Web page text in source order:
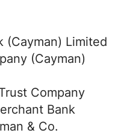
(Cayman) Limited
(Cayman)
Company
Bank
& Co.